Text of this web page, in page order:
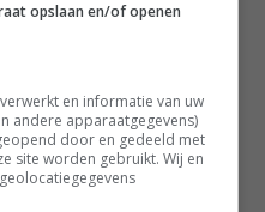
Noord-Hollandse zeedijken
droogte
opslaan en/of openen
en informatie van uw
andere apparaatgegevens)
door en gedeeld met
site worden gebruikt. Wij en